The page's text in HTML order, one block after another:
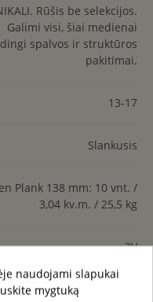
Rūšis be selekcijos.
Galimi visi, šiai medienai
spalvos ir struktūros
pakitimai.
13-17
Slankusis
Plank 138 mm: 10 vnt. /
3,04 kv.m. / 25,5 kg
2V
naudojami slapukai
mygtuką